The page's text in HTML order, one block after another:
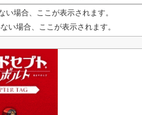
い場合、ここが表示されます。
い場合、ここが表示されます。